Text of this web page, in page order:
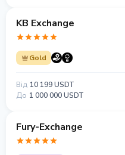
KB Exchange
Gold
Від 10 199 USDT
До 1 000 000 USDT
Fury-Exchange